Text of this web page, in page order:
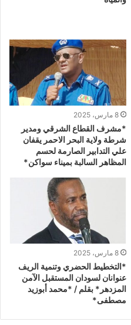
8 مارس، 2025
*مشرف القطاع الشرقي ومدير
شرطة ولاية البحر الاحمر يقفان
علي التدابير الصارمة لحسم
المظاهر السالبة بميناء سواكن*
8 مارس، 2025
*التخطيط الحضري وتنمية الريف
عنوانان لسودان المستقبل الآمن
المزدهر* بقلم / *محمد أبوزيد
مصطفى*